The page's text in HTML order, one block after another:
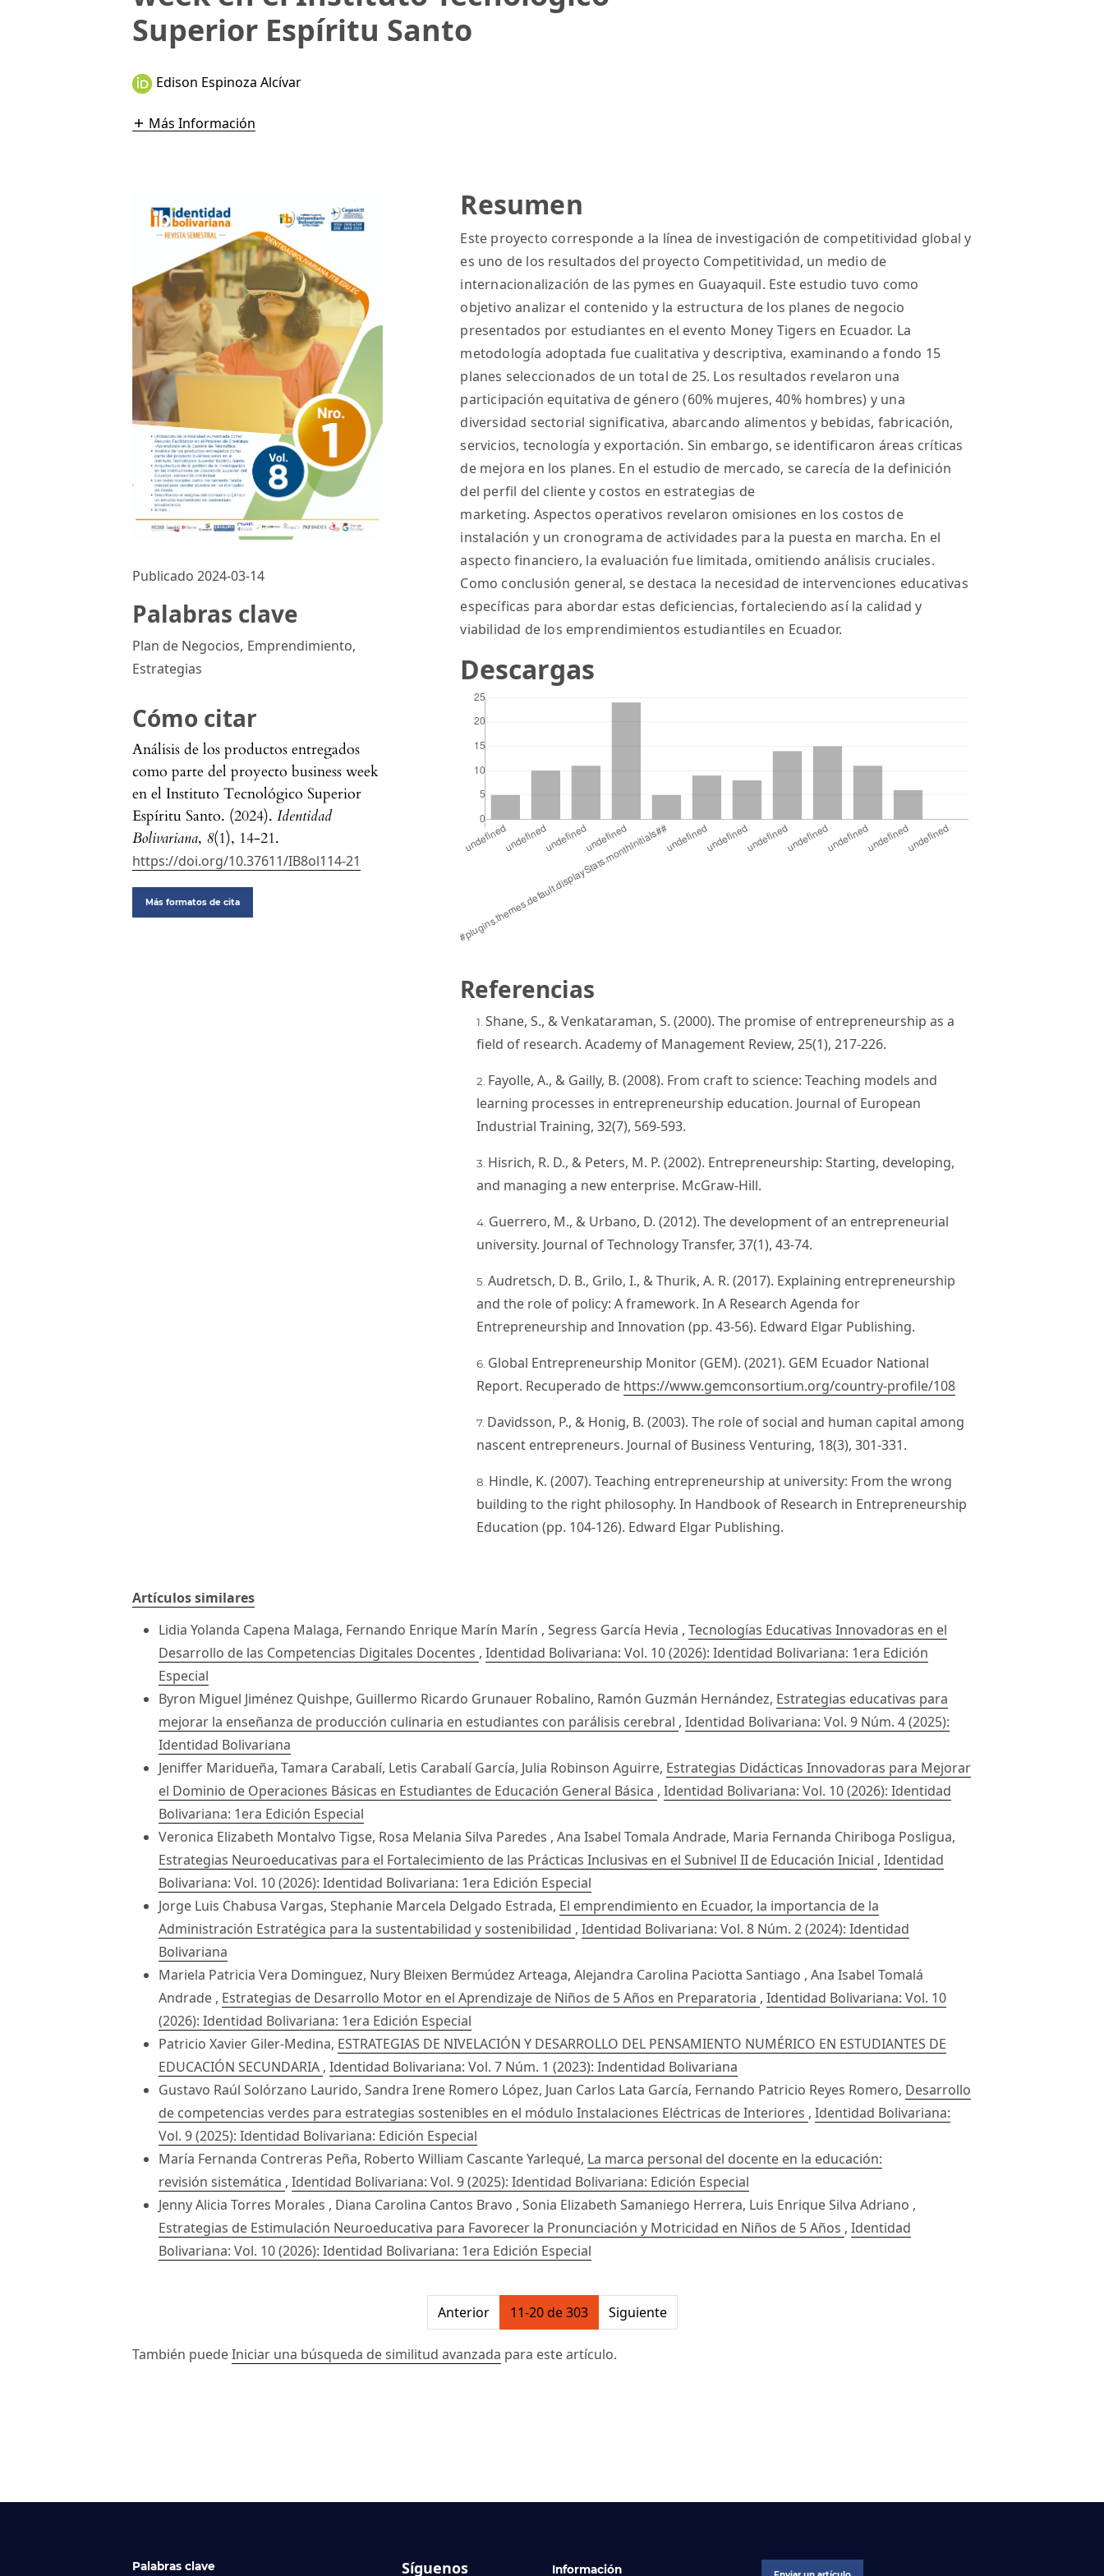
Superior Espíritu Santo
Edison Espinoza Alcívar
Más Información
Publicado 2024-03-14
Palabras clave
Plan de Negocios, Emprendimiento,
Estrategias
Cómo citar
Análisis de los productos entregados
como parte del proyecto business week
en el Instituto Tecnológico Superior
Espíritu Santo. (2024).Identidad
Bolivariana, 8(1), 14-21.
https://doi.org/10.37611/IB8ol114-21
Más formatos de cita
Resumen
Este proyecto corresponde a la línea de investigación de competitividad global y
es uno de los resultados del proyecto Competitividad, un medio de
internacionalización de las pymes en Guayaquil. Este estudio tuvo como
objetivo analizar el contenido y la estructura de los planes de negocio
presentados por estudiantes en el evento Money Tigers en Ecuador. La
metodología adoptada fue cualitativa y descriptiva, examinando a fondo 15
planes seleccionados de un total de 25. Los resultados revelaron una
participación equitativa de género (60% mujeres, 40% hombres) y una
diversidad sectorial significativa, abarcando alimentos y bebidas, fabricación,
servicios, tecnología y exportación. Sin embargo, se identificaron áreas críticas
de mejora en los planes. En el estudio de mercado, se carecía de la definición
del perfil del cliente y costos en estrategias de
marketing. Aspectos operativos revelaron omisiones en los costos de
instalación y un cronograma de actividades para la puesta en marcha. En el
aspecto financiero, la evaluación fue limitada, omitiendo análisis cruciales.
Como conclusión general, se destaca la necesidad de intervenciones educativas
específicas para abordar estas deficiencias, fortaleciendo así la calidad y
viabilidad de los emprendimientos estudiantiles en Ecuador.
Descargas
Referencias
Shane, S., & Venkataraman, S. (2000). The promise of entrepreneurship as a
field of research. Academy of Management Review, 25(1), 217-226.
Fayolle, A., & Gailly, B. (2008). From craft to science: Teaching models and
learning processes in entrepreneurship education. Journal of European
Industrial Training, 32(7), 569-593.
Hisrich, R. D., & Peters, M. P. (2002). Entrepreneurship: Starting, developing,
and managing a new enterprise. McGraw-Hill.
Guerrero, M., & Urbano, D. (2012). The development of an entrepreneurial
university. Journal of Technology Transfer, 37(1), 43-74.
Audretsch, D. B., Grilo, I., & Thurik, A. R. (2017). Explaining entrepreneurship
and the role of policy: A framework. In A Research Agenda for
Entrepreneurship and Innovation (pp. 43-56). Edward Elgar Publishing.
Global Entrepreneurship Monitor (GEM). (2021). GEM Ecuador National
Report. Recuperado de https://www.gemconsortium.org/country-profile/108
Davidsson, P., & Honig, B. (2003). The role of social and human capital among
nascent entrepreneurs. Journal of Business Venturing, 18(3), 301-331.
Hindle, K. (2007). Teaching entrepreneurship at university: From the wrong
building to the right philosophy. In Handbook of Research in Entrepreneurship
Education (pp. 104-126). Edward Elgar Publishing.
Artículos similares
Lidia Yolanda Capena Malaga, Fernando Enrique Marín Marín , Segress García Hevia ,Tecnologías Educativas Innovadoras en el
Desarrollo de las Competencias Digitales Docentes ,Identidad Bolivariana: Vol. 10 (2026): Identidad Bolivariana: 1era Edición
Especial
Byron Miguel Jiménez Quishpe, Guillermo Ricardo Grunauer Robalino, Ramón Guzmán Hernández, Estrategias educativas para
mejorar la enseñanza de producción culinaria en estudiantes con parálisis cerebral ,Identidad Bolivariana: Vol. 9 Núm. 4 (2025):
Identidad Bolivariana
Jeniffer Maridueña, Tamara Carabalí, Letis Carabalí García, Julia Robinson Aguirre, Estrategias Didácticas Innovadoras para Mejorar
el Dominio de Operaciones Básicas en Estudiantes de Educación General Básica ,Identidad Bolivariana: Vol. 10 (2026): Identidad
Bolivariana: 1era Edición Especial
Veronica Elizabeth Montalvo Tigse, Rosa Melania Silva Paredes , Ana Isabel Tomala Andrade, Maria Fernanda Chiriboga Posligua,
Estrategias Neuroeducativas para el Fortalecimiento de las Prácticas Inclusivas en el Subnivel II de Educación Inicial ,Identidad
Bolivariana: Vol. 10 (2026): Identidad Bolivariana: 1era Edición Especial
Jorge Luis Chabusa Vargas, Stephanie Marcela Delgado Estrada, El emprendimiento en Ecuador, la importancia de la
Administración Estratégica para la sustentabilidad y sostenibilidad ,Identidad Bolivariana: Vol. 8 Núm. 2 (2024): Identidad
Bolivariana
Mariela Patricia Vera Dominguez, Nury Bleixen Bermúdez Arteaga, Alejandra Carolina Paciotta Santiago , Ana Isabel Tomalá
Andrade , Estrategias de Desarrollo Motor en el Aprendizaje de Niños de 5 Años en Preparatoria ,Identidad Bolivariana: Vol. 10
(2026): Identidad Bolivariana: 1era Edición Especial
Patricio Xavier Giler-Medina, ESTRATEGIAS DE NIVELACIÓN Y DESARROLLO DEL PENSAMIENTO NUMÉRICO EN ESTUDIANTES DE
EDUCACIÓN SECUNDARIA ,Identidad Bolivariana: Vol. 7 Núm. 1 (2023): Indentidad Bolivariana
Gustavo Raúl Solórzano Laurido, Sandra Irene Romero López, Juan Carlos Lata García, Fernando Patricio Reyes Romero, Desarrollo
de competencias verdes para estrategias sostenibles en el módulo Instalaciones Eléctricas de Interiores ,Identidad Bolivariana:
Vol. 9 (2025): Identidad Bolivariana: Edición Especial
María Fernanda Contreras Peña, Roberto William Cascante Yarlequé, La marca personal del docente en la educación:
revisión sistemática ,Identidad Bolivariana: Vol. 9 (2025): Identidad Bolivariana: Edición Especial
Jenny Alicia Torres Morales , Diana Carolina Cantos Bravo , Sonia Elizabeth Samaniego Herrera, Luis Enrique Silva Adriano ,
Estrategias de Estimulación Neuroeducativa para Favorecer la Pronunciación y Motricidad en Niños de 5 Años ,Identidad
Bolivariana: Vol. 10 (2026): Identidad Bolivariana: 1era Edición Especial
Anterior 11-20 de 303 Siguiente
También puedeIniciar una búsqueda de similitud avanzada para este artículo.
Palabras clave Síguenos Información